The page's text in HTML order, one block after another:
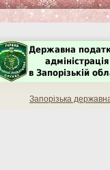
Запорізька